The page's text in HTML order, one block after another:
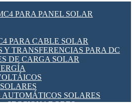
PARA PANEL SOLAR
PARA CABLE SOLAR
Y TRANSFERENCIAS PARA DC
DE CARGA SOLAR
AUTOMÁTICOS SOLARES